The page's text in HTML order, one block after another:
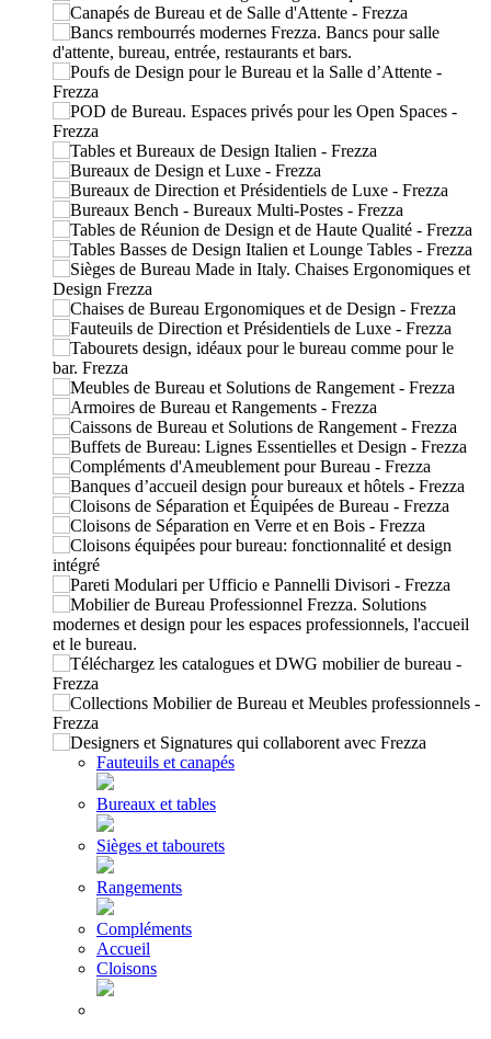
Fauteuils et canapés
Bureaux et tables
Sièges et tabourets
Rangements
Compléments
Accueil
Cloisons